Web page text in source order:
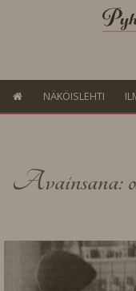
NÄKÖISLEHTI
Avainsana: